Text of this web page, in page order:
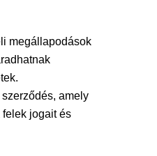
megállapodások
amely
jogait és